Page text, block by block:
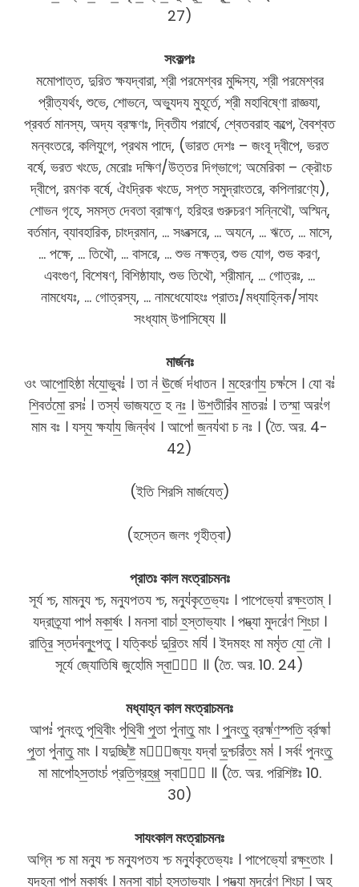
27)
সংকল্পঃ
মমোপাত্ত, দুরিত ক্ষযদ্বারা, শ্রী পরমেশ্বর মুদ্দিস্য, শ্রী পরমেশ্বর
প্রীত্যর্থং, শুভে, শোভনে, অভ্যুদয মুহূর্তে, শ্রী মহাবিষ্ণো রাজ্ঞযা,
প্রবর্ত মানস্য, অদ্য ব্রহ্মণঃ, দ্বিতীয পরার্থে, শ্বেতবরাহ কল্পে, বৈবশ্বত
মন্বংতরে, কলিযুগে, প্রথম পাদে, (ভারত দেশঃ – জংবূ দ্বীপে, ভরত
বর্ষে, ভরত খংডে, মেরোঃ দক্ষিণ/উত্তর দিগ্ভাগে; অমেরিকা – ক্রৌংচ
দ্বীপে, রমণক বর্ষে, ঐংদ্রিক খংডে, সপ্ত সমুদ্রাংতরে, কপিলারণ্যে),
শোভন গৃহে, সমস্ত দেবতা ব্রাহ্মণ, হরিহর গুরুচরণ সন্নিথৌ, অস্মিন্,
বর্তমান, ব্যাবহারিক, চাংদ্রমান, … সংবত্সরে, … অযনে, … ঋতে, … মাসে,
… পক্ষে, … তিথৌ, … বাসরে, … শুভ নক্ষত্র, শুভ যোগ, শুভ করণ,
এবংগুণ, বিশেষণ, বিশিষ্ঠাযাং, শুভ তিথৌ, শ্রীমান্, … গোত্রঃ, …
নামধেযঃ, … গোত্রস্য, … নামধেযোহংঃ প্রাতঃ/মধ্যাহ্নিক/সাযং
সংধ্যাম্ উপাসিষ্যে ॥
মার্জনঃ
ওং আপো॒হিষ্ঠা ম॑যো॒ভুবঃ॑ । তা ন॑ ঊ॒র্জে দ॑ধাতন । ম॒হেরণা॑য॒ চক্ষ॑সে । যো বঃ॑
শি॒বত॑মো॒ রসঃ॑ । তস্য॑ ভাজযতে॒ হ নঃ॒ । উ॒শ॒তীরি॑ব মা॒তরঃ॑ । তস্মা॒ অরং॑গ
মাম বঃ । যস্য॒ ক্ষযা॑য॒ জিন্ব॑থ । আপো॑ জ॒নয॑থা চ নঃ । (তৈ. অর. 4-
42)
(ইতি শিরসি মার্জযেত্)
(হস্তেন জলং গৃহীত্বা)
প্রাতঃ কাল মংত্রাচমনঃ
সূর্য শ্চ, মামন্যু শ্চ, মন্যুপতয শ্চ, মন্যু॑কৃতে॒ভ্যঃ । পাপেভ্যো॑ রক্ষং॒তাম্ ।
যদ্রাত্র্যা পাপ॑ মকা॒র্ষং । মনসা বাচা॑ হ॒স্তাভ্যাং । পদ্ভ্যা মুদরে॑ণ শিং॒চা ।
রাত্রি॒ স্তদ॑বলুং॒পতু । যত্কিংচ॑ দুরি॒তং মযি॑ । ইদমহং মা মমৃ॑ত যো॒ নৌ ।
সূর্যে জ্যোতিষি জুহো॑মি স্বা॒হা᳚ ॥ (তৈ. অর. 10. 24)
মধ্যাহ্ন কাল মংত্রাচমনঃ
আপঃ॑ পুনংতু পৃথি॒বীং পৃ॑থি॒বী পূ॒তা পু॑নাতু॒ মাং । পু॒নংতু॒ ব্রহ্ম॑ণ॒স্পতি॒ র্ব্রহ্মা॑
পূ॒তা পু॑নাতু॒ মাং । যদুচ্ছি॑ষ্ট॒ মভো᳚জ্যং॒ যদ্বা॑ দু॒শ্চরি॑তং॒ মম॑ । সর্বং॑ পুনংতু॒
মা মাপো॑ঽস॒তাংচ॑ প্রতি॒গ্রহ॒গ্গ্॒ স্বাহা᳚ ॥ (তৈ. অর. পরিশিষ্টঃ 10.
30)
সাযংকাল মংত্রাচমনঃ
অগ্নি শ্চ মা মন্যু শ্চ মন্যুপতয শ্চ মন্যু॑কৃতেভ্যঃ । পাপেভ্যো॑ রক্ষং॒তাং ।
যদহ্না পাপ॑ মকা॒র্ষং । মনসা বাচা॑ হস্তা॒ভ্যাং । পদ্ভ্যা মুদরে॑ণ শিং॒চা । অহ